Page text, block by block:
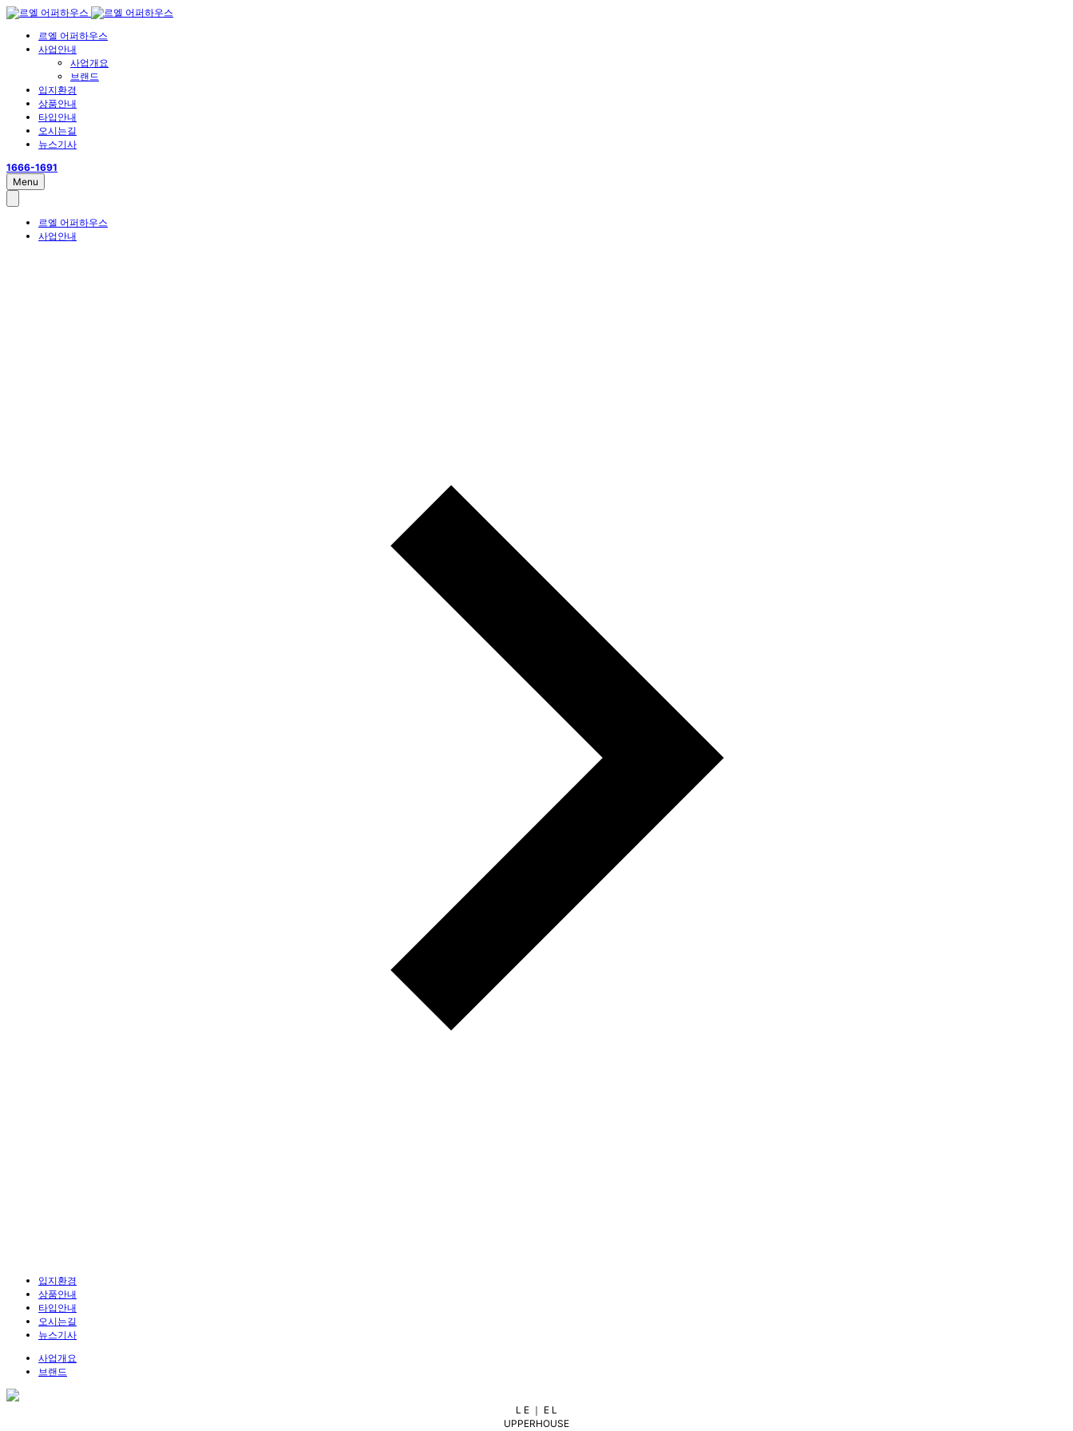
르엘 어퍼하우스
사업안내
사업개요
브랜드
입지환경
상품안내
타입안내
오시는길
뉴스기사
1666-1691
Menu
르엘 어퍼하우스
사업안내
입지환경
상품안내
타입안내
오시는길
뉴스기사
사업개요
브랜드
L E ｜ E L
UPPERHOUSE